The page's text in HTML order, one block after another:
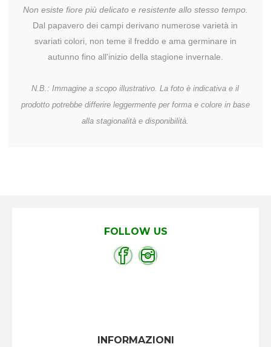
Non esiste fiore più delicato e resistente allo stesso tempo.
Dal papavero dei campi derivano numerose varietà in
svariati colori, non teme il freddo e ama germinare in
autunno fino all'inizio della stagione invernale.
N.B.: Immagine a scopo illustrativo. La foto è indicativa e il
prodotto potrebbe differire leggermente per forma e colore in base
alla stagionalità e disponibilità.
FOLLOW US
INFORMAZIONI